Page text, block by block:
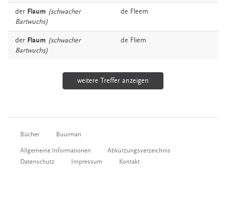
der Flaum (schwacher
Bartwuchs)
de Fleem
der Flaum (schwacher
Bartwuchs)
de Fliem
weitere Treffer anzeigen
Bücher Buurman
Allgemeine Informationen
Abkürzungsverzeichnis
Datenschutz
Impressum Kontakt